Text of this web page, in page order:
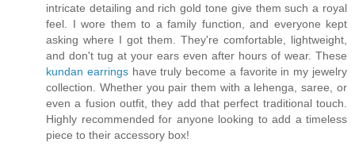
intricate detailing and rich gold tone give them such a royal
feel. I wore them to a family function, and everyone kept
asking where I got them. They're comfortable, lightweight,
and don't tug at your ears even after hours of wear. These
kundan earringshave truly become a favorite in my jewelry
collection. Whether you pair them with a lehenga, saree, or
even a fusion outfit, they add that perfect traditional touch.
Highly recommended for anyone looking to add a timeless
piece to their accessory box!